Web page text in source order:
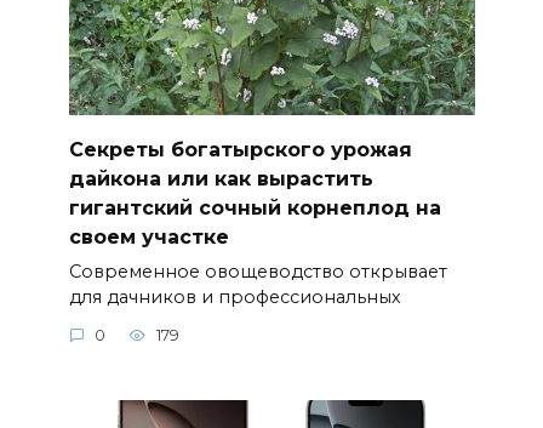
Секреты богатырского урожая
дайкона или как вырастить
гигантский сочный корнеплод на
своем участке
Современное овощеводство открывает
для дачников и профессиональных
0 179